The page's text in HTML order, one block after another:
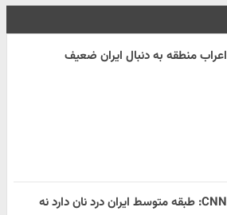
اعراب منطقه به دنبال ایران ضعیف
CNN: طبقه متوسط ایران درد نان دارد نه